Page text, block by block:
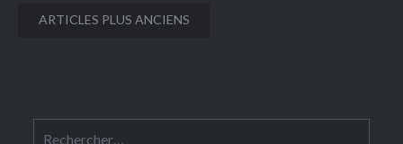
Navigation
ARTICLES PLUS ANCIENS